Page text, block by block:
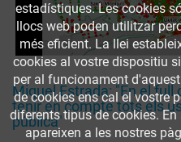
Miquel Estrada: "En el full
tenir en compte tots els
pública"
estadístiques. Les cookies
llocs web poden utilitzar
més eficient. La llei
cookies al vostre dispositiu
per al funcionament
de cookies ens cal el vostre
diferents tipus de cookies.
apareixen a les nostres